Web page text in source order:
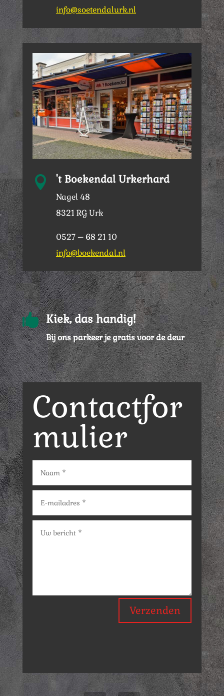
info@soetendalurk.nl
 't Boekendal Urkerhard
Nagel 48
8321 RG Urk
0527 – 68 21 10
info@boekendal.nl
 Kiek, das handig!
Bij ons parkeer je gratis voor de deur
Contactfor
mulier
Verzenden